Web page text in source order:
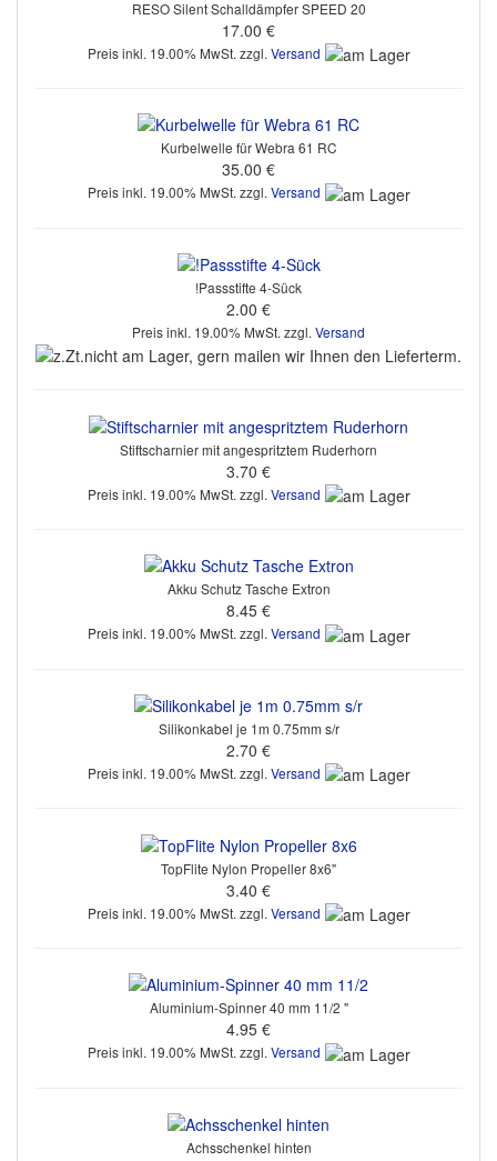
RESO Silent Schalldämpfer SPEED 20
17.00 €
Preis inkl. 19.00% MwSt. zzgl. Versand
Kurbelwelle für Webra 61 RC
35.00 €
Preis inkl. 19.00% MwSt. zzgl.Versand
!Passstifte 4-Sück
2.00 €
Preis inkl. 19.00% MwSt. zzgl. Versand
Stiftscharnier mit angespritztem Ruderhorn
3.70 €
Preis inkl. 19.00% MwSt. zzgl. Versand
Akku Schutz Tasche Extron
8.45 €
Preis inkl. 19.00% MwSt. zzgl. Versand
Silikonkabel je 1m 0.75mm s/r
2.70 €
Preis inkl. 19.00% MwSt. zzgl. Versand
TopFlite Nylon Propeller 8x6"
3.40 €
Preis inkl. 19.00% MwSt. zzgl. Versand
Aluminium-Spinner 40 mm 11/2 "
4.95 €
Preis inkl. 19.00% MwSt. zzgl. Versand
Achsschenkel hinten